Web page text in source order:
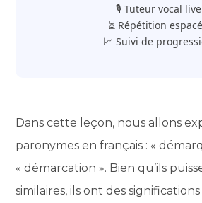
🎙️ Tuteur vocal live
⏳ Répétition
📈 Suivi de
Dans cette leçon, nous allons
paronymes en français : «
« démarcation ». Bien qu’ils
similaires, ils ont des